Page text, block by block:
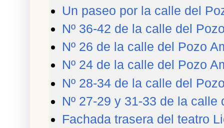
Un paseo por la calle del
Nº 36-42 de la calle del
Nº 26 de la calle del Pozo
Nº 24 de la calle del Pozo
Nº 28-34 de la calle del
Nº 27-29 y 31-33 de la calle
Fachada trasera del teatro